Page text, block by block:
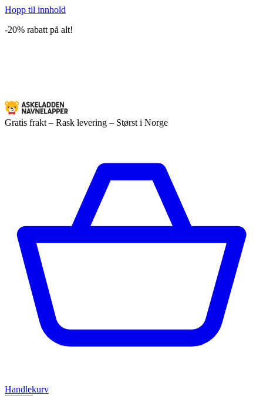
Hopp til innhold
-20% rabatt på alt!
Gratis frakt – Rask levering – Størst i Norge
Handlekurv